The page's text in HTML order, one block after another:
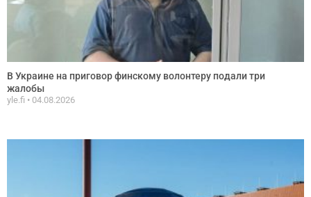
В Украине на приговор финскому волонтеру подали три
жалобы
yle.fi 04.08.2026